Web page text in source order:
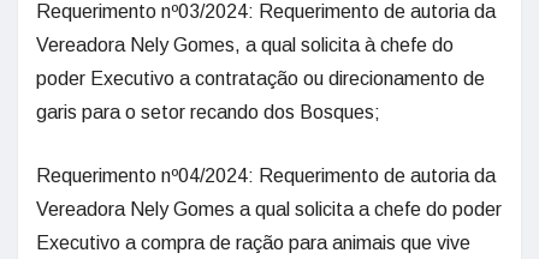
Requerimento nº03/2024: Requerimento de autoria da
Vereadora Nely Gomes, a qual solicita à chefe do
poder Executivo a contratação ou direcionamento de
garis para o setor recando dos Bosques;
Requerimento nº04/2024: Requerimento de autoria da
Vereadora Nely Gomes a qual solicita a chefe do poder
Executivo a compra de ração para animais que vive